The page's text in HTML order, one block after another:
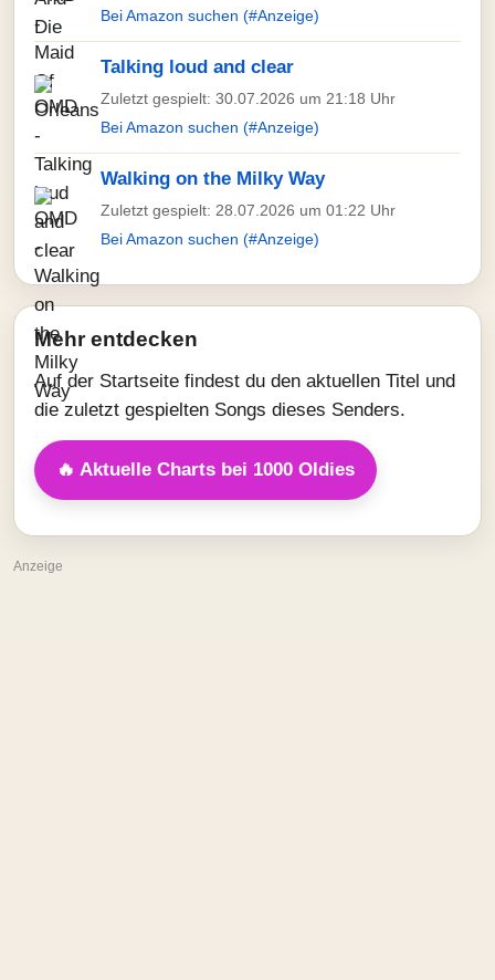
Bei Amazon suchen (#Anzeige)
Talking loud and clear
Zuletzt gespielt: 30.07.2026 um 21:18 Uhr
Bei Amazon suchen (#Anzeige)
Walking on the Milky Way
Zuletzt gespielt: 28.07.2026 um 01:22 Uhr
Bei Amazon suchen (#Anzeige)
Mehr entdecken
Auf der Startseite findest du den aktuellen Titel und
die zuletzt gespielten Songs dieses Senders.
🔥 Aktuelle Charts bei 1000 Oldies
Anzeige